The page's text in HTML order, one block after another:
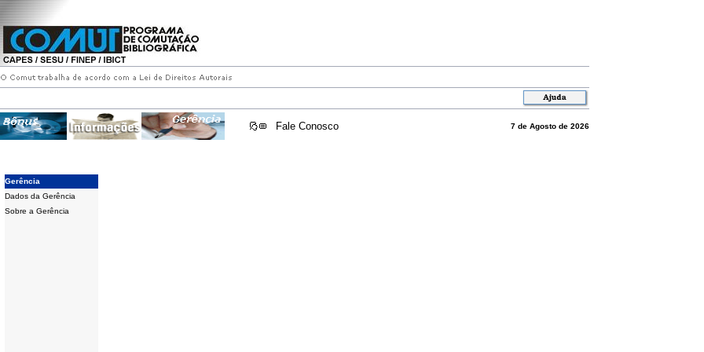
Fale Conosco 7 de Agosto de 2026
Gerência
Dados da Gerência
Sobre a Gerência